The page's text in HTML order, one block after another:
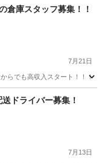
倉庫スタッフ募集！！
7月21日
からでも高収入スタート！
ドライバー募集！
7月13日